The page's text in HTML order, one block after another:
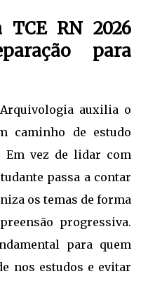
RN 2026
para
auxilia o
caminho de estudo
Em vez de lidar com
passa a contar
os temas de forma
progressiva.
para quem
nos estudos e evitar